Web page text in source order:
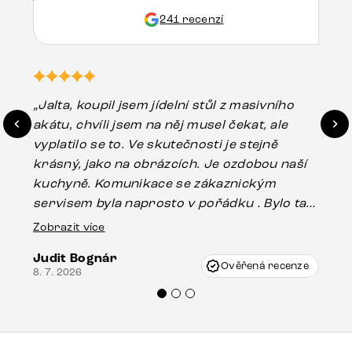
241 recenzí
„Jalta, koupil jsem jídelní stůl z masivního
akátu, chvíli jsem na něj musel čekat, ale
vyplatilo se to. Ve skutečnosti je stejně
krásný, jako na obrázcích. Je ozdobou naší
kuchyně. Komunikace se zákaznickým
servisem byla naprosto v pořádku . Bylo tam
drobné poškození u nohy stolu, které mohlo
Vincze mi velmi korektně vyšli vstříc.
Doporučuji produkty Delife všem.“
Zobrazit více
Judit Bognár
8. 7. 2026 Ověřená recenze